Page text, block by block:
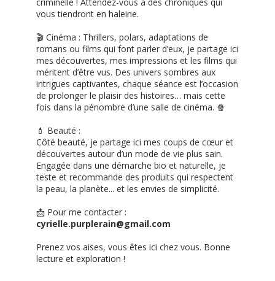
vous tiendront en haleine.
🎬 Cinéma : Thrillers, polars, adaptations de
romans ou films qui font parler d’eux, je partage ici
mes découvertes, mes impressions et les films qui
méritent d’être vus. Des univers sombres aux
intrigues captivantes, chaque séance est l’occasion
de prolonger le plaisir des histoires… mais cette
fois dans la pénombre d’une salle de cinéma. 🍿
💄 Beauté :
Côté beauté, je partage ici mes coups de cœur et
découvertes autour d’un mode de vie plus sain.
Engagée dans une démarche bio et naturelle, je
teste et recommande des produits qui respectent
la peau, la planète... et les envies de simplicité.
📩 Pour me contacter :
cyrielle.purplerain@gmail.com
Prenez vos aises, vous êtes ici chez vous. Bonne
lecture et exploration !